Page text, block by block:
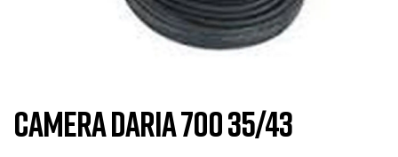
CAMERA DARIA 700 35/43